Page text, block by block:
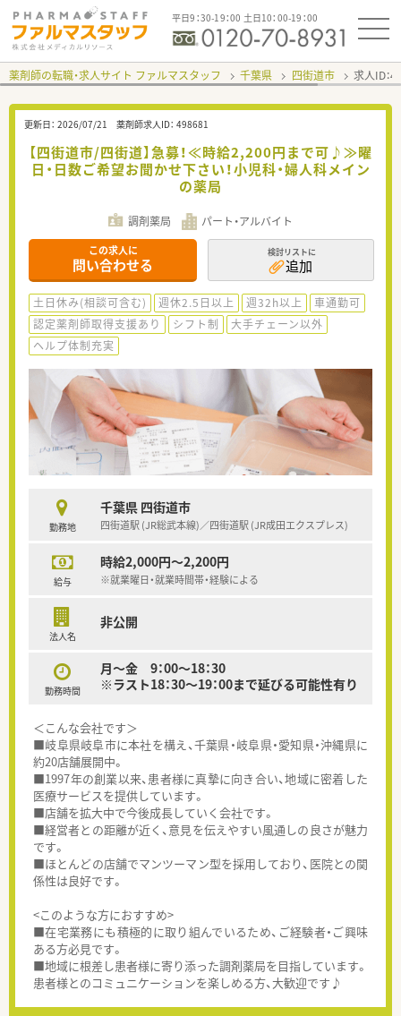
平日9：30-19：00 土日10：00-19：00
薬剤師の転職・求人サイト ファルマスタッフ 千葉県 四街道市 求人ID：
更新日： 2026/07/21 薬剤師求人ID： 498681
【四街道市/四街道】急募！≪時給2,200円まで可♪≫曜
日・日数ご希望お聞かせ下さい！小児科・婦人科メイン
の薬局
調剤薬局 パート・アルバイト
この求人に
問い合わせる
検討リストに
追加
土日休み(相談可含む) 週休2.5日以上 週32h以上
車通勤可
認定薬剤師取得支援あり
シフト制
大手チェーン以外
ヘルプ体制充実
勤務地
千葉県 四街道市
四街道駅 (JR総武本線)／四街道駅 (JR成田エクスプレス)
給与
時給2,000円～2,200円
※就業曜日・就業時間帯・経験による
法人名
非公開
勤務時間
月～金 9：00～18：30
※ラスト18：30～19：00まで延びる可能性有り
＜こんな会社です＞
■岐阜県岐阜市に本社を構え、千葉県・岐阜県・愛知県・沖縄県に
約20店舗展開中。
■1997年の創業以来、患者様に真摯に向き合い、地域に密着した
医療サービスを提供しています。
■店舗を拡大中で今後成長していく会社です。
■経営者との距離が近く、意見を伝えやすい風通しの良さが魅力
です。
■ほとんどの店舗でマンツーマン型を採用しており、医院との関
係性は良好です。
<このような方におすすめ>
■在宅業務にも積極的に取り組んでいるため、ご経験者・ご興味
ある方必見です。
■地域に根差し患者様に寄り添った調剤薬局を目指しています。
患者様とのコミュニケーションを楽しめる方、大歓迎です♪